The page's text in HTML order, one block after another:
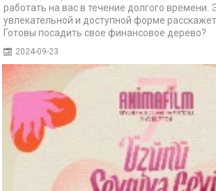
работать на вас в течение долгого времени.
увлекательной и доступной форме
Готовы посадить свое финансовое дерево?
2024-09-23